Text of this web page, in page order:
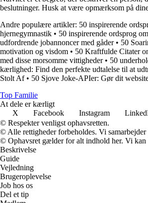
beslutninger. Husk at være opmærksom på
Andre populære artikler: 50 inspirerende
hjernegymnastik • 50 inspirerende ordsprog
udfordrende jobannoncer med gåder• 50
motivation og visdom • 50 Kraftfulde Citater
med disse morsomme vittigheder• 50
kærlighed: Find den perfekte udtalelse til at
Stolt Af• 50 Sjove Joke-APIer: Gør dit
Top Familie
At dele er kærligt
X
Facebook Instagram
© Respekter venligst ophavsretten.
© Alle rettigheder forbeholdes. Vi
© Ophavsret gælder for alt indhold her. Vi kan
Beskrivelse
Guide
Vejledning
Brugeroplevelse
Job hos os
Del et tip